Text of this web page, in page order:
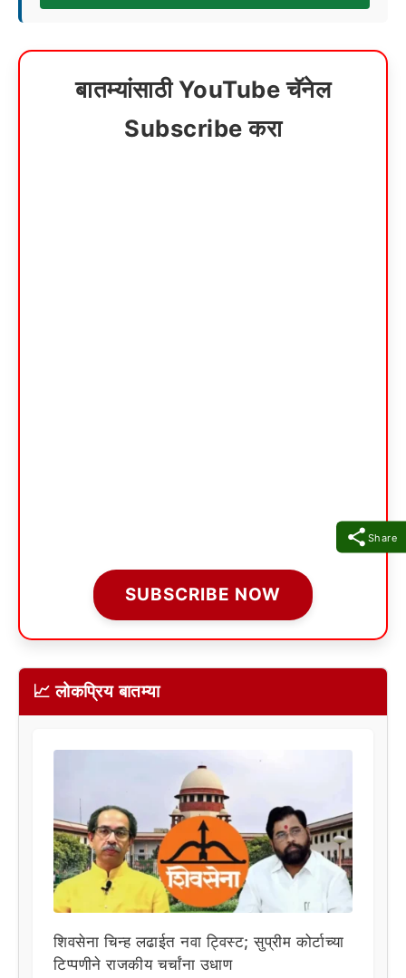
Share
बातम्यांसाठी YouTube चॅनेल
Subscribe करा
SUBSCRIBE NOW
📈 लोकप्रिय बातम्या
शिवसेना चिन्ह लढाईत नवा ट्विस्ट; सुप्रीम कोर्टाच्या
टिप्पणीने राजकीय चर्चांना उधाण